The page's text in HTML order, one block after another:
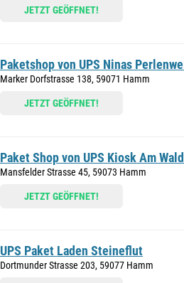
JETZT GEÖFFNET!
Paketshop von UPS Ninas
Marker Dorfstrasse 138, 59071 Hamm
JETZT GEÖFFNET!
Paket Shop von UPS Kiosk Am
Mansfelder Strasse 45, 59073 Hamm
JETZT GEÖFFNET!
UPS Paket Laden Steineflut
Dortmunder Strasse 203, 59077 Hamm